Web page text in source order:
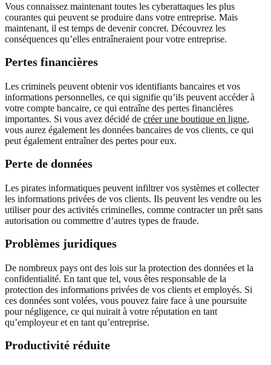
Vous connaissez maintenant toutes les cyberattaques les plus
courantes qui peuvent se produire dans votre entreprise. Mais
maintenant, il est temps de devenir concret. Découvrez les
conséquences qu’elles entraîneraient pour votre entreprise.
Pertes financières
Les criminels peuvent obtenir vos identifiants bancaires et vos
informations personnelles, ce qui signifie qu’ils peuvent accéder à
votre compte bancaire, ce qui entraîne des pertes financières
importantes. Si vous avez décidé de créer une boutique en ligne,
vous aurez également les données bancaires de vos clients, ce qui
peut également entraîner des pertes pour eux.
Perte de données
Les pirates informatiques peuvent infiltrer vos systèmes et collecter
les informations privées de vos clients. Ils peuvent les vendre ou les
utiliser pour des activités criminelles, comme contracter un prêt sans
autorisation ou commettre d’autres types de fraude.
Problèmes juridiques
De nombreux pays ont des lois sur la protection des données et la
confidentialité. En tant que tel, vous êtes responsable de la
protection des informations privées de vos clients et employés. Si
ces données sont volées, vous pouvez faire face à une poursuite
pour négligence, ce qui nuirait à votre réputation en tant
qu’employeur et en tant qu’entreprise.
Productivité réduite